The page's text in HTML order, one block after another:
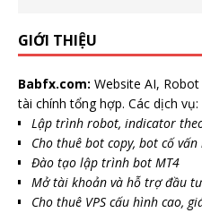
GIỚI THIỆU
Babfx.com: Website AI,
tài chính tổng hợp. Các dịch vụ:
Lập trình robot, indicator
Cho thuê bot copy, bot cố
Đào tạo lập trình bot MT4
Mở tài khoản và hỗ trợ đầu tư
Cho thuê VPS cấu hình cao,